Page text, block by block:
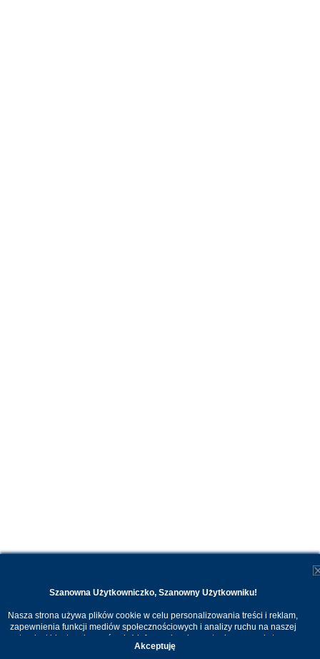
Szanowna Użytkowniczko, Szanowny Użytkowniku!
Nasza strona używa plików cookie w celu personalizowania treści i reklam,
zapewnienia funkcji mediów społecznościowych i analizy ruchu na naszej
stronie. Udostępniamy również informacje o korzystaniu z naszej strony
internetowej naszym zaufanym partnerom. Dzięki cookies możemy
Akceptuję